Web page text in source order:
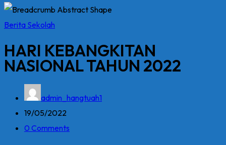
Berita Sekolah
HARI KEBANGKITAN
NASIONAL TAHUN 2022
admin_hangtuah1
19/05/2022
0 Comments